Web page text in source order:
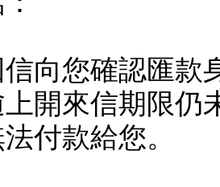
向您確認匯款
開來信期限仍
付款給您。